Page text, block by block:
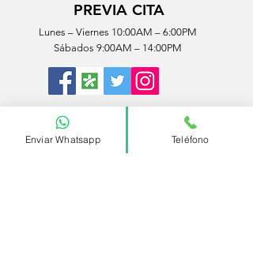
PREVIA CITA
Lunes – Viernes 10:00AM – 6:00PM
Sábados 9:00AM – 14:00PM
Enviar Whatsapp Teléfono